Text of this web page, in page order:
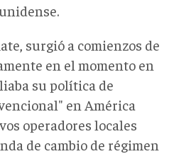
surgió a comienzos de
en el momento en
su política de
en América
operadores locales
de cambio de régimen